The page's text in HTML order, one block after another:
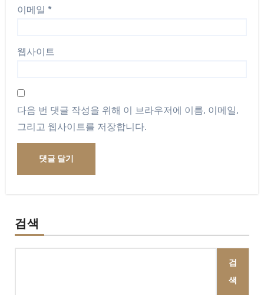
이메일 *
웹사이트
다음 번 댓글 작성을 위해 이 브라우저에 이름, 이메일,
그리고 웹사이트를 저장합니다.
검색
검
색